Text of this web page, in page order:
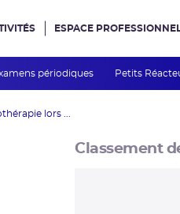
périodiques Petits
ESPACE
lors ...
Classement